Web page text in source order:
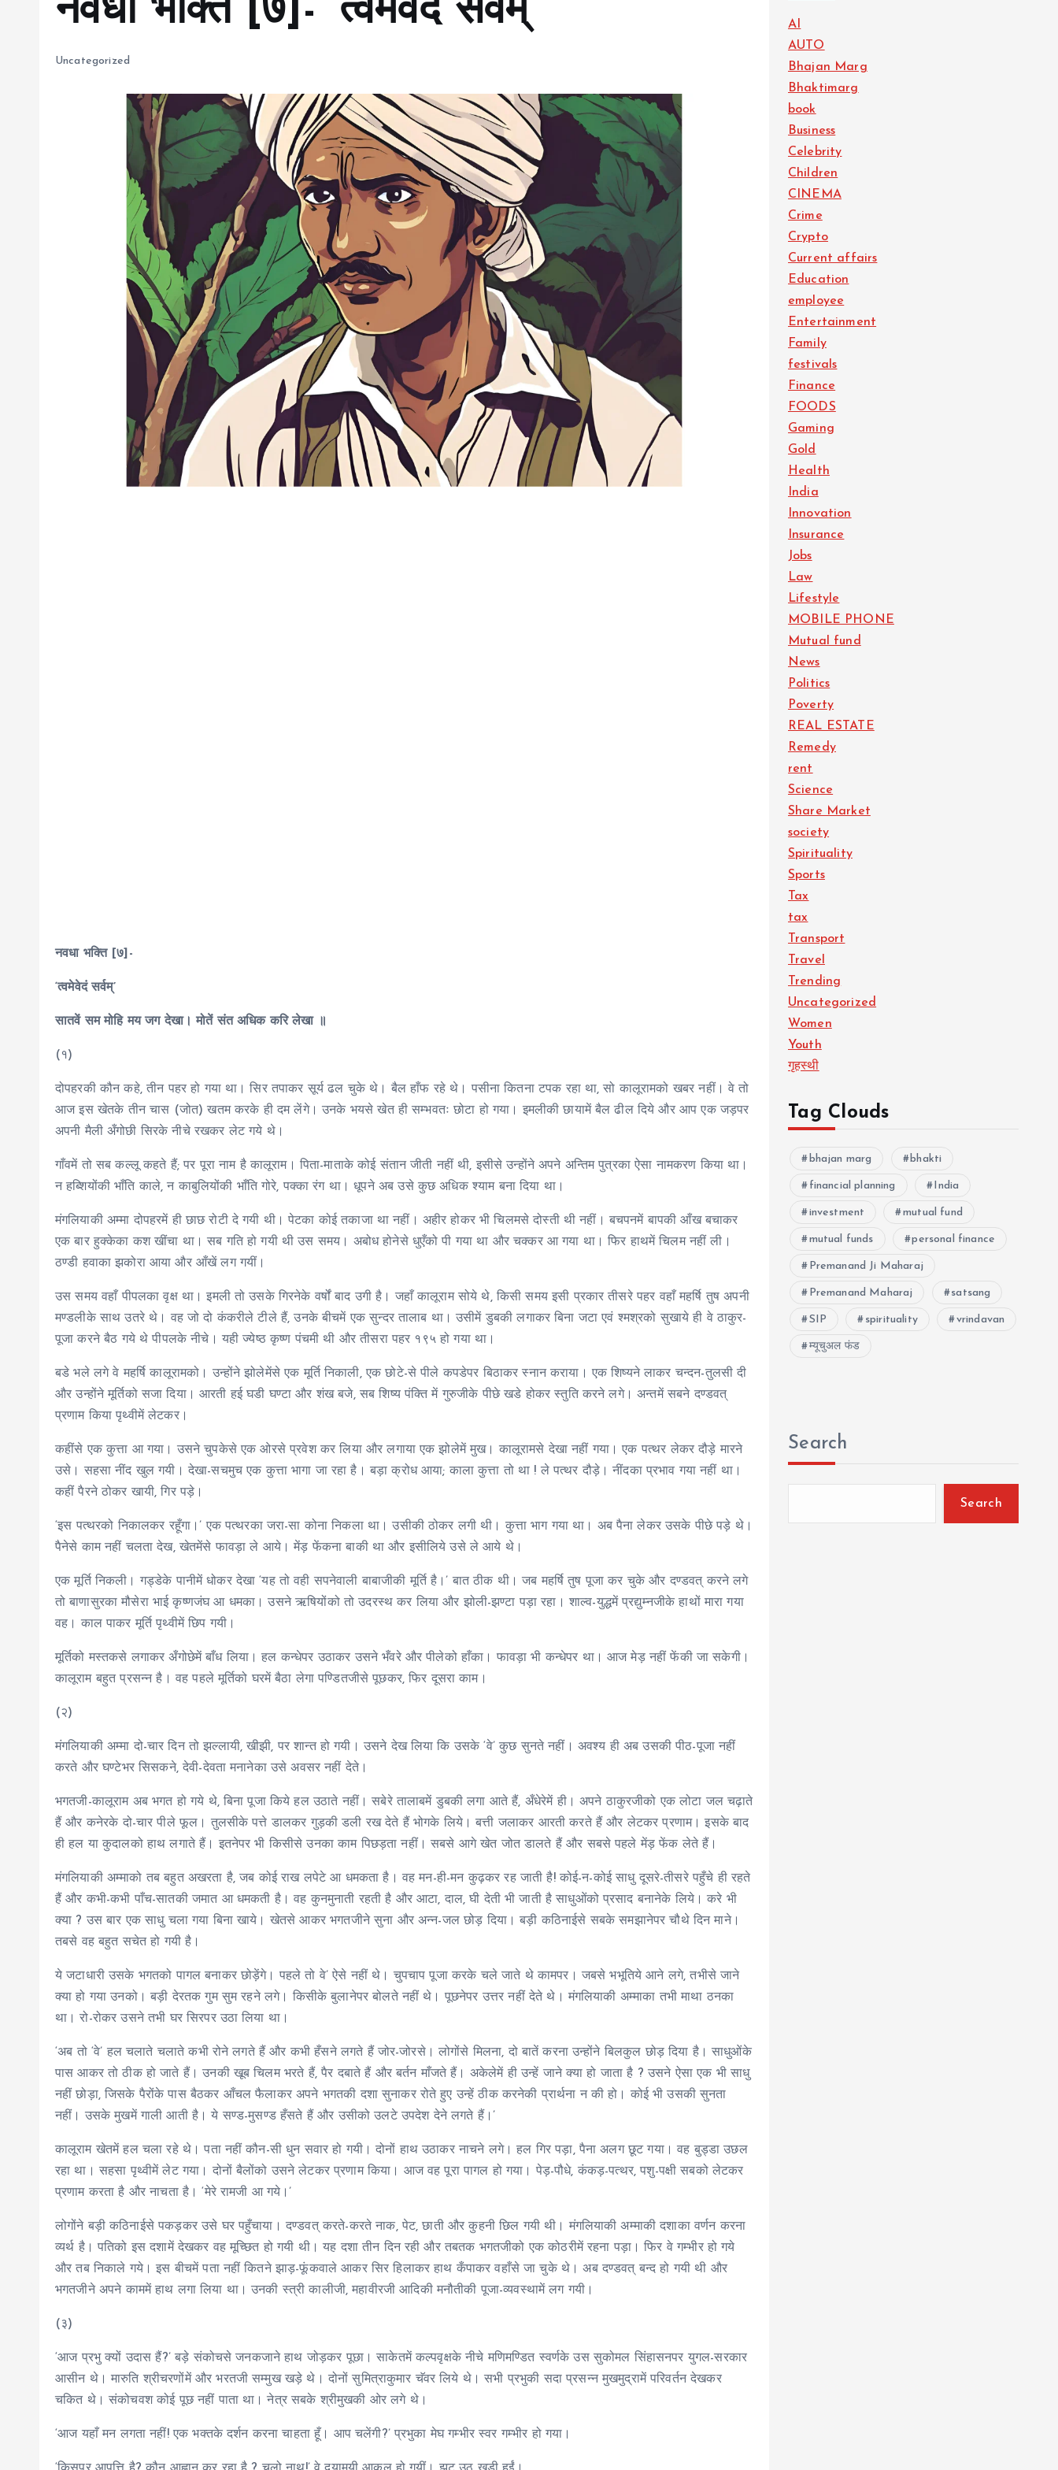
नवधा भक्ति [७]- ‘त्वमेवेदं सर्वम्’
Uncategorized
नवधा भक्ति [७]-
‘त्वमेवेदं सर्वम्’
सातवें सम मोहि मय जग देखा। मोतें संत अधिक करि लेखा ॥
(१)
दोपहरकी कौन कहे, तीन पहर हो गया था। सिर तपाकर सूर्य ढल चुके थे। बैल हाँफ रहे थे। पसीना कितना टपक रहा था, सो कालूरामको खबर नहीं। वे तो
आज इस खेतके तीन चास (जोत) खतम करके ही दम लेंगे। उनके भयसे खेत ही सम्भवतः छोटा हो गया। इमलीकी छायामें बैल ढील दिये और आप एक जड़पर
अपनी मैली अँगोछी सिरके नीचे रखकर लेट गये थे।
गाँवमें तो सब कल्लू कहते हैं; पर पूरा नाम है कालूराम। पिता-माताके कोई संतान जीती नहीं थी, इसीसे उन्होंने अपने अन्तिम पुत्रका ऐसा नामकरण किया था।
न हब्शियोंकी भाँति काले, न काबुलियोंकी भाँति गोरे, पक्का रंग था। धूपने अब उसे कुछ अधिक श्याम बना दिया था।
मंगलियाकी अम्मा दोपहरमें ही छाछ रोटी दे गयी थी। पेटका कोई तकाजा था नहीं। अहीर होकर भी चिलमसे दोस्ती थी नहीं। बचपनमें बापकी आँख बचाकर
एक बार हुक्केका कश खींचा था। सब गति हो गयी थी उस समय। अबोध होनेसे धुएँको पी गया था और चक्कर आ गया था। फिर हाथमें चिलम नहीं ली।
ठण्डी हवाका झकोरा आया और आँखें लग गयीं।
उस समय वहाँ पीपलका वृक्ष था। इमली तो उसके गिरनेके वर्षों बाद उगी है। जहाँ कालूराम सोये थे, किसी समय इसी प्रकार तीसरे पहर वहाँ महर्षि तुष अपनी
मण्डलीके साथ उतरे थे। वह जो दो कंकरीले टीले हैं, उनके बीचमें एक सुन्दर तालाब था। उसीमें डुबकी लगाकर बिना जटा एवं श्मश्रको सुखाये ही वे ठाकुर-
पूजा करने बैठ गये थे पीपलके नीचे। यही ज्येष्ठ कृष्ण पंचमी थी और तीसरा पहर १९५ हो गया था।
बडे भले लगे वे महर्षि कालूरामको। उन्होंने झोलेमेंसे एक मूर्ति निकाली, एक छोटे-से पीले कपडेपर बिठाकर स्नान कराया। एक शिष्यने लाकर चन्दन-तुलसी दी
और उन्होंने मूर्तिको सजा दिया। आरती हई घडी घण्टा और शंख बजे, सब शिष्य पंक्ति में गुरुजीके पीछे खडे होकर स्तुति करने लगे। अन्तमें सबने दण्डवत्
प्रणाम किया पृथ्वीमें लेटकर।
कहींसे एक कुत्ता आ गया। उसने चुपकेसे एक ओरसे प्रवेश कर लिया और लगाया एक झोलेमें मुख। कालूरामसे देखा नहीं गया। एक पत्थर लेकर दौड़े मारने
उसे। सहसा नींद खुल गयी। देखा-सचमुच एक कुत्ता भागा जा रहा है। बड़ा क्रोध आया; काला कुत्ता तो था ! ले पत्थर दौड़े। नींदका प्रभाव गया नहीं था।
कहीं पैरने ठोकर खायी, गिर पड़े।
‘इस पत्थरको निकालकर रहूँगा।’ एक पत्थरका जरा-सा कोना निकला था। उसीकी ठोकर लगी थी। कुत्ता भाग गया था। अब पैना लेकर उसके पीछे पड़े थे।
पैनेसे काम नहीं चलता देख, खेतमेंसे फावड़ा ले आये। मेंड़ फेंकना बाकी था और इसीलिये उसे ले आये थे।
एक मूर्ति निकली। गड्डेके पानीमें धोकर देखा ‘यह तो वही सपनेवाली बाबाजीकी मूर्ति है।’ बात ठीक थी। जब महर्षि तुष पूजा कर चुके और दण्डवत् करने लगे
तो बाणासुरका मौसेरा भाई कृष्णजंघ आ धमका। उसने ऋषियोंको तो उदरस्थ कर लिया और झोली-झण्टा पड़ा रहा। शाल्व-युद्धमें प्रद्युम्नजीके हाथों मारा गया
वह। काल पाकर मूर्ति पृथ्वीमें छिप गयी।
मूर्तिको मस्तकसे लगाकर अँगोछेमें बाँध लिया। हल कन्धेपर उठाकर उसने भँवरे और पीलेको हाँका। फावड़ा भी कन्धेपर था। आज मेड़ नहीं फेंकी जा सकेगी।
कालूराम बहुत प्रसन्न है। वह पहले मूर्तिको घरमें बैठा लेगा पण्डितजीसे पूछकर, फिर दूसरा काम।
(२)
मंगलियाकी अम्मा दो-चार दिन तो झल्लायी, खीझी, पर शान्त हो गयी। उसने देख लिया कि उसके ‘वे’ कुछ सुनते नहीं। अवश्य ही अब उसकी पीठ-पूजा नहीं
करते और घण्टेभर सिसकने, देवी-देवता मनानेका उसे अवसर नहीं देते।
भगतजी-कालूराम अब भगत हो गये थे, बिना पूजा किये हल उठाते नहीं। सबेरे तालाबमें डुबकी लगा आते हैं, अँधेरेमें ही। अपने ठाकुरजीको एक लोटा जल चढ़ाते
हैं और कनेरके दो-चार पीले फूल। तुलसीके पत्ते डालकर गुड़की डली रख देते हैं भोगके लिये। बत्ती जलाकर आरती करते हैं और लेटकर प्रणाम। इसके बाद
ही हल या कुदालको हाथ लगाते हैं। इतनेपर भी किसीसे उनका काम पिछड़ता नहीं। सबसे आगे खेत जोत डालते हैं और सबसे पहले मेंड़ फेंक लेते हैं।
मंगलियाकी अम्माको तब बहुत अखरता है, जब कोई राख लपेटे आ धमकता है। वह मन-ही-मन कुढ़कर रह जाती है! कोई-न-कोई साधु दूसरे-तीसरे पहुँचे ही रहते
हैं और कभी-कभी पाँच-सातकी जमात आ धमकती है। वह कुनमुनाती रहती है और आटा, दाल, घी देती भी जाती है साधुओंको प्रसाद बनानेके लिये। करे भी
क्या ? उस बार एक साधु चला गया बिना खाये। खेतसे आकर भगतजीने सुना और अन्न-जल छोड़ दिया। बड़ी कठिनाईसे सबके समझानेपर चौथे दिन माने।
तबसे वह बहुत सचेत हो गयी है।
ये जटाधारी उसके भगतको पागल बनाकर छोड़ेंगे। पहले तो वे’ ऐसे नहीं थे। चुपचाप पूजा करके चले जाते थे कामपर। जबसे भभूतिये आने लगे, तभीसे जाने
क्या हो गया उनको। बड़ी देरतक गुम सुम रहने लगे। किसीके बुलानेपर बोलते नहीं थे। पूछनेपर उत्तर नहीं देते थे। मंगलियाकी अम्माका तभी माथा ठनका
था। रो-रोकर उसने तभी घर सिरपर उठा लिया था।
‘अब तो ‘वे’ हल चलाते चलाते कभी रोने लगते हैं और कभी हँसने लगते हैं जोर-जोरसे। लोगोंसे मिलना, दो बातें करना उन्होंने बिलकुल छोड़ दिया है। साधुओंके
पास आकर तो ठीक हो जाते हैं। उनकी खूब चिलम भरते हैं, पैर दबाते हैं और बर्तन माँजते हैं। अकेलेमें ही उन्हें जाने क्या हो जाता है ? उसने ऐसा एक भी साधु
नहीं छोड़ा, जिसके पैरोंके पास बैठकर आँचल फैलाकर अपने भगतकी दशा सुनाकर रोते हुए उन्हें ठीक करनेकी प्रार्थना न की हो। कोई भी उसकी सुनता
नहीं। उसके मुखमें गाली आती है। ये सण्ड-मुसण्ड हँसते हैं और उसीको उलटे उपदेश देने लगते हैं।’
कालूराम खेतमें हल चला रहे थे। पता नहीं कौन-सी धुन सवार हो गयी। दोनों हाथ उठाकर नाचने लगे। हल गिर पड़ा, पैना अलग छूट गया। वह बुड्डा उछल
रहा था। सहसा पृथ्वीमें लेट गया। दोनों बैलोंको उसने लेटकर प्रणाम किया। आज वह पूरा पागल हो गया। पेड़-पौधे, कंकड़-पत्थर, पशु-पक्षी सबको लेटकर
प्रणाम करता है और नाचता है। ‘मेरे रामजी आ गये।’
लोगोंने बड़ी कठिनाईसे पकड़कर उसे घर पहुँचाया। दण्डवत् करते-करते नाक, पेट, छाती और कुहनी छिल गयी थी। मंगलियाकी अम्माकी दशाका वर्णन करना
व्यर्थ है। पतिको इस दशामें देखकर वह मूच्छित हो गयी थी। यह दशा तीन दिन रही और तबतक भगतजीको एक कोठरीमें रहना पड़ा। फिर वे गम्भीर हो गये
और तब निकाले गये। इस बीचमें पता नहीं कितने झाड़-फूंकवाले आकर सिर हिलाकर हाथ कँपाकर वहाँसे जा चुके थे। अब दण्डवत् बन्द हो गयी थी और
भगतजीने अपने काममें हाथ लगा लिया था। उनकी स्त्री कालीजी, महावीरजी आदिकी मनौतीकी पूजा-व्यवस्थामें लग गयी।
(३)
‘आज प्रभु क्यों उदास हैं?’ बड़े संकोचसे जनकजाने हाथ जोड़कर पूछा। साकेतमें कल्पवृक्षके नीचे मणिमण्डित स्वर्णके उस सुकोमल सिंहासनपर युगल-सरकार
आसीन थे। मारुति श्रीचरणोंमें और भरतजी सम्मुख खड़े थे। दोनों सुमित्राकुमार चॅवर लिये थे। सभी प्रभुकी सदा प्रसन्न मुखमुद्रामें परिवर्तन देखकर
चकित थे। संकोचवश कोई पूछ नहीं पाता था। नेत्र सबके श्रीमुखकी ओर लगे थे।
‘आज यहाँ मन लगता नहीं! एक भक्तके दर्शन करना चाहता हूँ। आप चलेंगी?’ प्रभुका मेघ गम्भीर स्वर गम्भीर हो गया।
AI
AUTO
Bhajan Marg
Bhaktimarg
book
Business
Celebrity
Children
CINEMA
Crime
Crypto
Current affairs
Education
employee
Entertainment
Family
festivals
Finance
FOODS
Gaming
Gold
Health
India
Innovation
Insurance
Jobs
Law
Lifestyle
MOBILE PHONE
Mutual fund
News
Politics
Poverty
REAL ESTATE
Remedy
rent
Science
Share Market
society
Spirituality
Sports
Tax
tax
Transport
Travel
Trending
Uncategorized
Women
Youth
गृहस्थी
Tag Clouds
bhajan marg bhakti
financial planning India
investment mutual fund
mutual funds personal finance
Premanand Ji Maharaj
Premanand Maharaj satsang
SIP spirituality vrindavan
म्यूचुअल फंड
Search
Search